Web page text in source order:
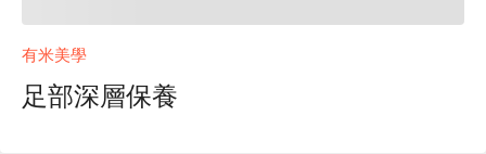
有米美學
足部深層保養